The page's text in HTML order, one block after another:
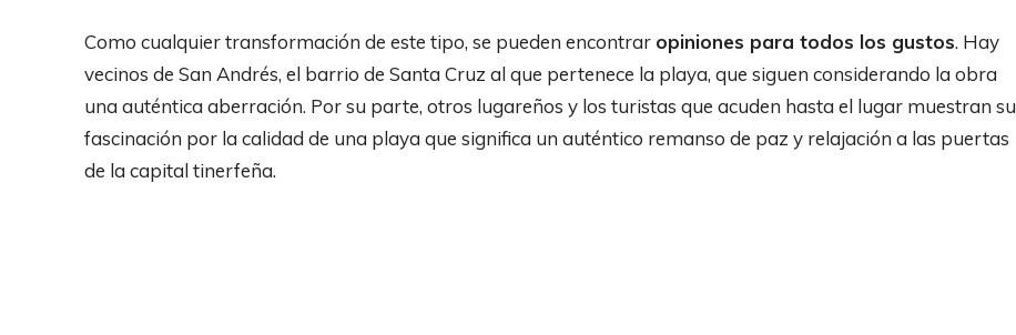
Como cualquier transformación de este tipo, se pueden encontrar opiniones para todos los gustos. Hay
vecinos de San Andrés, el barrio de Santa Cruz al que pertenece la playa, que siguen considerando la obra
una auténtica aberración. Por su parte, otros lugareños y los turistas que acuden hasta el lugar muestran su
fascinación por la calidad de una playa que significa un auténtico remanso de paz y relajación a las puertas
de la capital tinerfeña.